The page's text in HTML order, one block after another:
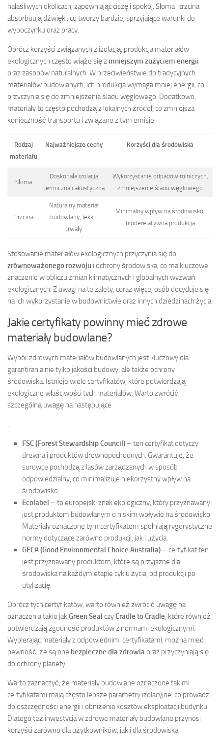
hałaśliwych okolicach, zapewniając ciszę i spokój. Słoma i trzcina
absorbuują dźwięki, co tworzy bardziej sprzyjające warunki do
wypoczynku oraz pracy.
Oprócz korzyści związanych z izolacją, produkcja materiałów
ekologicznych często wiąże się z mniejszym zużyciem energii
oraz zasobów naturalnych. W przeciwieństwie do tradycyjnych
materiałów budowlanych, ich produkcja wymaga mniej energii, co
przyczynia się do zmniejszenia śladu węglowego. Dodatkowo,
materiały te często pochodzą z lokalnych źródeł, co zmniejsza
konieczność transportu i związane z tym emisje.
Rodzaj
materiału
Najważniejsze cechy Korzyści dla środowiska
Słoma
Doskonała izolacja
termiczna i akustyczna
Wykorzystanie odpadów rolniczych,
zmniejszenie śladu węglowego
Trzcina
Naturalny materiał
budowlany, lekki i
trwały
Minimalny wpływ na środowisko,
bioderelatywna produkcja
Stosowanie materiałów ekologicznych przyczynia się do
zrównoważonego rozwoju i ochrony środowiska, co ma kluczowe
znaczenie w obliczu zmian klimatycznych i globalnych wyzwań
ekologicznych. Z uwagi na te zalety, coraz więcej osób decyduje się
na ich wykorzystanie w budownictwie oraz innych dziedzinach życia.
Jakie certyfikaty powinny mieć zdrowe
materiały budowlane?
Wybór zdrowych materiałów budowlanych jest kluczowy dla
garantirania nie tylko jakości budowy, ale także ochrony
środowiska. Istnieje wiele certyfikatów, które potwierdzają
ekologiczne właściwości tych materiałów. Warto zwrócić
szczególną uwagę na następujące
:
FSC (Forest Stewardship Council) – ten certyfikat dotyczy
drewna i produktów drewnopochodnych. Gwarantuje, że
surowce pochodzą z lasów zarządzanych w sposób
odpowiedzialny, co minimalizuje niekorzystny wpływ na
środowisko.
Ecolabel – to europejski znak ekologiczny, który przyznawany
jest produktom budowlanym o niskim wpływie na środowisko.
Materiały oznaczone tym certyfikatem spełniają rygorystyczne
normy dotyczące zarówno produkcji, jak i użycia.
GECA (Good Environmental Choice Australia) – certyfikat ten
jest przyznawany produktom, które są przyjazne dla
środowiska na każdym etapie cyklu życia, od produkcji po
utylizację.
Oprócz tych certyfikatów, warto również zwrócić uwagę na
oznaczenia takie jakGreen Seal czyCradle to Cradle, które również
potwierdzają zgodność produktów z normami ekologicznymi.
Wybierając materiały z odpowiednimi certyfikatami, można mieć
pewność, że są one bezpieczne dla zdrowiaoraz przyczyniają się
do ochrony planety.
Warto zaznaczyć, że materiały budowlane oznaczone takimi
certyfikatami mają często lepsze parametry izolacyjne, co prowadzi
do oszczędności energii i obniżenia kosztów eksploatacji budynku.
Dlatego też inwestycja w zdrowe materiały budowlane przynosi
korzyści zarówno dla użytkowników, jak i dla środowiska.